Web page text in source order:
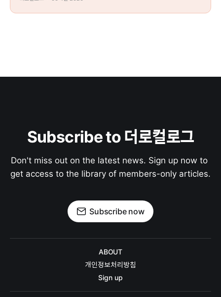
Subscribe to 더로컬로그
Don't miss out on the latest news. Sign up now to
get access to the library of members-only articles.
Subscribe now
ABOUT
개인정보처리방침
Sign up